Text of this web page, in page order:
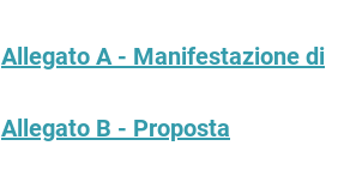
Allegato A - Manifestazione di
Allegato B - Proposta